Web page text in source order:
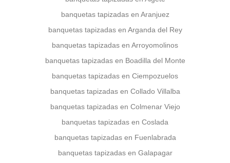
banquetas tapizadas en Aranjuez
banquetas tapizadas en Arganda del Rey
banquetas tapizadas en Arroyomolinos
banquetas tapizadas en Boadilla del Monte
banquetas tapizadas en Ciempozuelos
banquetas tapizadas en Collado Villalba
banquetas tapizadas en Colmenar Viejo
banquetas tapizadas en Coslada
banquetas tapizadas en Fuenlabrada
banquetas tapizadas en Galapagar